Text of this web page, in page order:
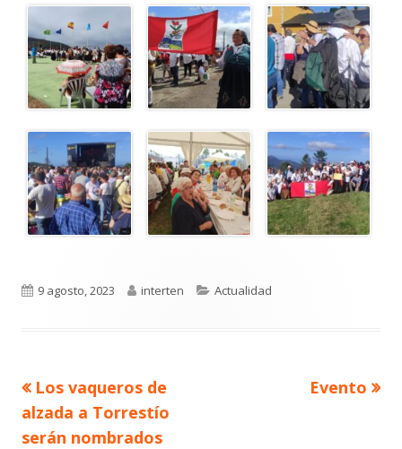
Publicado
9 agosto, 2023 Autor
interten Categorías
Actualidad
Navegación
de
Artículo
anterior
Los vaqueros de
alzada a Torrestío
serán nombrados
Artículo
Evento